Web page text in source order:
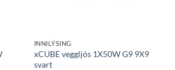
INNILÝSING
xCUBE veggljós 1X50W G9 9X9
svart